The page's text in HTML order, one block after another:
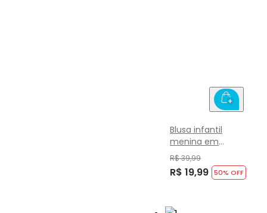
Blusa infantil
menina em
cotton Brandili
R$ 39,99
R$ 19,99 50% OFF